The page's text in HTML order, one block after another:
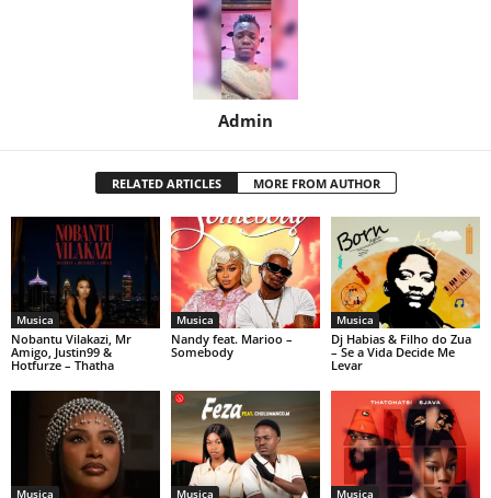
Admin
RELATED ARTICLES MORE FROM AUTHOR
Musica
Nobantu Vilakazi, Mr
Amigo, Justin99 &
Hotfurze – Thatha
Musica
Nandy feat. Marioo –
Somebody
Musica
Dj Habias & Filho do Zua
– Se a Vida Decide Me
Levar
Musica Musica Musica